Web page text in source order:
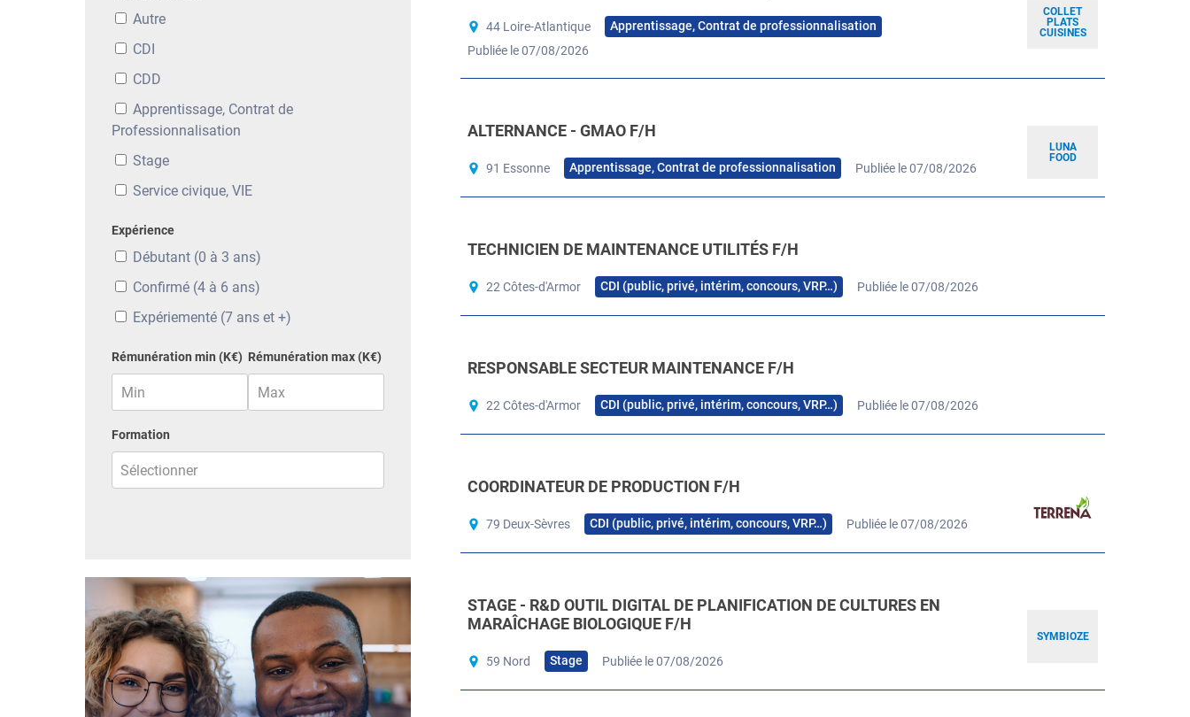
Autre
CDI
CDD
Apprentissage, Contrat de
Professionnalisation
Stage
Service civique, VIE
Expérience
Débutant (0 à 3 ans)
Confirmé (4 à 6 ans)
Expériementé (7 ans et +)
Rémunération min (K€) Rémunération max (K€)
Formation
COLLET
PLATS
CUISINES
44 Loire-Atlantique
Apprentissage, Contrat de professionnalisation
Publiée le 07/08/2026
LUNA
FOOD
ALTERNANCE - GMAO F/H
91 Essonne Apprentissage, Contrat de professionnalisation Publiée le 07/08/2026
TECHNICIEN DE MAINTENANCE UTILITÉS F/H
22 Côtes-d'Armor CDI (public, privé, intérim, concours, VRP…) Publiée le 07/08/2026
RESPONSABLE SECTEUR MAINTENANCE F/H
22 Côtes-d'Armor CDI (public, privé, intérim, concours, VRP…) Publiée le 07/08/2026
COORDINATEUR DE PRODUCTION F/H
79 Deux-Sèvres CDI (public, privé, intérim, concours, VRP…) Publiée le 07/08/2026
SYMBIOZE
STAGE - R&D OUTIL DIGITAL DE PLANIFICATION DE CULTURES EN
MARAÎCHAGE BIOLOGIQUE F/H
59 Nord Stage Publiée le 07/08/2026